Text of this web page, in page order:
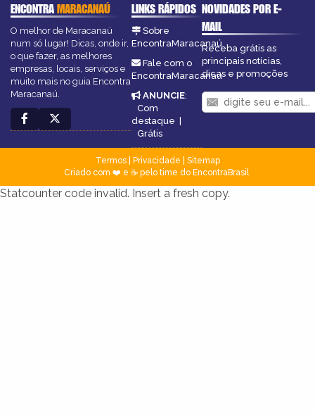
ENCONTRAMARACANAÚ
O melhor de Maracanaú
num só lugar! Dicas, onde ir,
o que fazer, as melhores
empresas, locais, serviços e
muito mais no guia Encontra
Maracanaú.
LINKS RÁPIDOS
Sobre
EncontraMaracanaú
Fale com o
EncontraMaracanaú
ANUNCIE:
Com
destaque
Grátis
NOVIDADES POR E-
MAIL
Receba grátis as
principais notícias,
dicas e promoções
Termos| Privacidade
Sitemap
Criado com ❤️ e ☕ pelo time do EncontraBrasil
Statcounter code invalid. Insert a fresh copy.